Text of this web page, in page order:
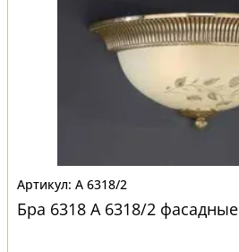
A 6318/2
Бра 6318 A 6318/2 фасадные